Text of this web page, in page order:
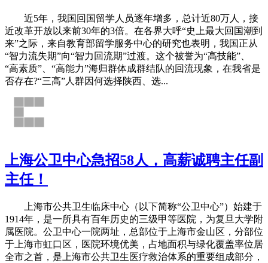
近5年，我国回国留学人员逐年增多，总计近80万人，接
近改革开放以来前30年的3倍。在各界大呼“史上最大回国潮到
来”之际，来自教育部留学服务中心的研究也表明，我国正从
“智力流失期”向“智力回流期”过渡。这个被誉为“高技能”、
“高素质”、“高能力”海归群体成群结队的回流现象，在我省是
否存在?“三高”人群因何选择陕西、选...
上海公卫中心急招58人，高薪诚聘主任副
主任！
上海市公共卫生临床中心（以下简称“公卫中心”）始建于
1914年，是一所具有百年历史的三级甲等医院，为复旦大学附
属医院。公卫中心一院两址，总部位于上海市金山区，分部位
于上海市虹口区，医院环境优美，占地面积与绿化覆盖率位居
全市之首，是上海市公共卫生医疗救治体系的重要组成部分，